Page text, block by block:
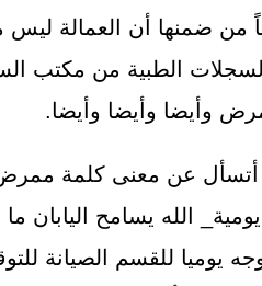
من ضمنها أن العمالة
الطبية من مكتب
وأيضا وأيضا وأيضا.
عن معنى كلمة ممرض
يوميا للقسم الصيانة